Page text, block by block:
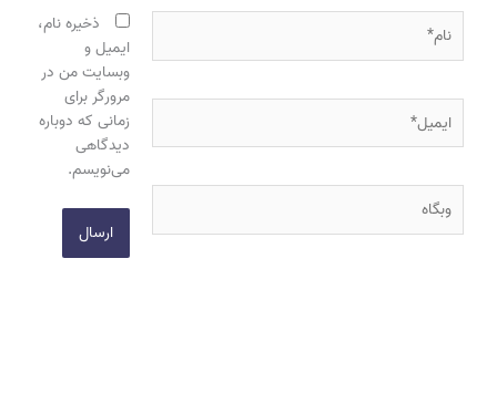
وبگاه
ذخیره نام،
ایمیل و
وبسایت من در
مرورگر برای
زمانی که دوباره
دیدگاهی
می‌نویسم.